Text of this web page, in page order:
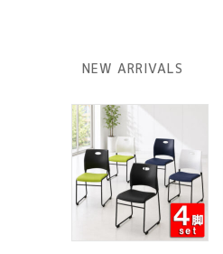
NEW ARRIVALS